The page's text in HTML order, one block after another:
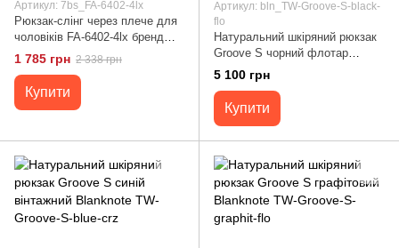
Артикул: 7bs_FA-6402-4lx
Рюкзак-слінг через плече для
чоловіків FA-6402-4lx бренд
TARWA Чорний
1 785 грн 2 338 грн
Купити
Артикул: bln_TW-Groove-S-black-
flo
Натуральний шкіряний рюкзак
Groove S чорний флотар
Blanknote TW-Groove-S-black-
5 100 грн
Купити